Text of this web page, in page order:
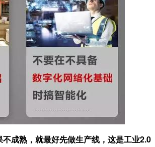
成熟，就最好先做生产线，这是工业2.0